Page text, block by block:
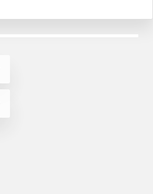
friends. That says everything.